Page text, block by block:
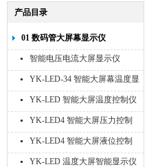
产品目录
01 数码管大屏幕显示仪
智能电压电流大屏显示仪
YK-LED-34 智能大屏幕温度显
示仪
YK-LED 智能大屏温度控制仪
YK-LED4 智能大屏压力控制
仪
YK-LED4 智能大屏液位控制
仪
YK-LED 温度大屏智能显示仪